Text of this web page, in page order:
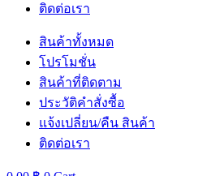
ติดต่อเรา
สินค้าทั้งหมด
โปรโมชั่น
สินค้าที่ติดตาม
ประวัติคำสั่งซื้อ
แจ้งเปลี่ยน/คืน สินค้า
ติดต่อเรา